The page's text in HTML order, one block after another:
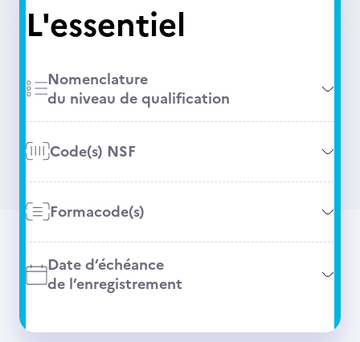
L'essentiel
Nomenclature
du niveau de qualification
Code(s) NSF
Formacode(s)
Date d’échéance
de l’enregistrement